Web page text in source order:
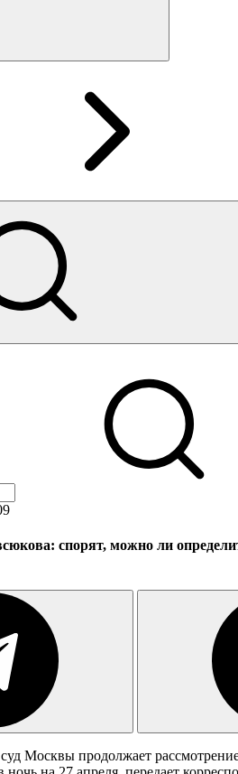
спорят, можно ли
Москвы продолжает